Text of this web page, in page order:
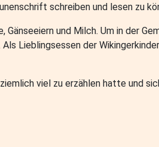
schreiben und lesen zu
Gänseeiern und Milch. Um in der
Lieblingsessen der
viel zu erzählen hatte und